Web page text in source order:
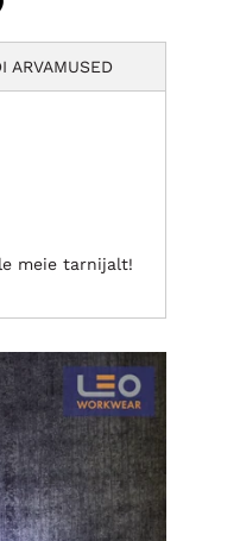
ARVAMUSED
meie tarnijalt!
.